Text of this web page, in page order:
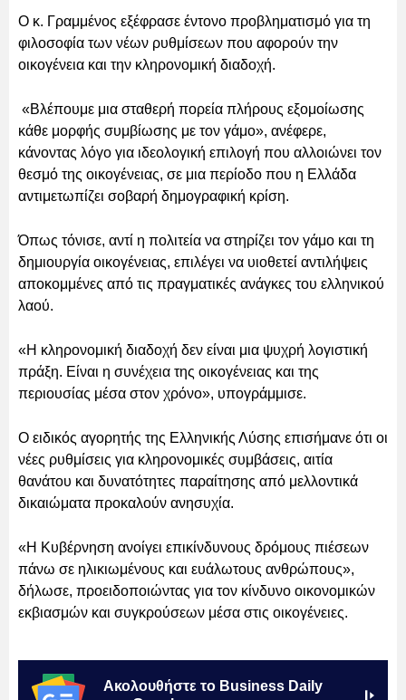
Ο κ. Γραμμένος εξέφρασε έντονο προβληματισμό για τη
φιλοσοφία των νέων ρυθμίσεων που αφορούν την
οικογένεια και την κληρονομική διαδοχή.
«Βλέπουμε μια σταθερή πορεία πλήρους εξομοίωσης
κάθε μορφής συμβίωσης με τον γάμο», ανέφερε,
κάνοντας λόγο για ιδεολογική επιλογή που αλλοιώνει τον
θεσμό της οικογένειας, σε μια περίοδο που η Ελλάδα
αντιμετωπίζει σοβαρή δημογραφική κρίση.
Όπως τόνισε, αντί η πολιτεία να στηρίζει τον γάμο και τη
δημιουργία οικογένειας, επιλέγει να υιοθετεί αντιλήψεις
αποκομμένες από τις πραγματικές ανάγκες του ελληνικού
λαού.
«Η κληρονομική διαδοχή δεν είναι μια ψυχρή λογιστική
πράξη. Είναι η συνέχεια της οικογένειας και της
περιουσίας μέσα στον χρόνο», υπογράμμισε.
Ο ειδικός αγορητής της Ελληνικής Λύσης επισήμανε ότι οι
νέες ρυθμίσεις για κληρονομικές συμβάσεις, αιτία
θανάτου και δυνατότητες παραίτησης από μελλοντικά
δικαιώματα προκαλούν ανησυχία.
«Η Κυβέρνηση ανοίγει επικίνδυνους δρόμους πιέσεων
πάνω σε ηλικιωμένους και ευάλωτους ανθρώπους»,
δήλωσε, προειδοποιώντας για τον κίνδυνο οικονομικών
εκβιασμών και συγκρούσεων μέσα στις οικογένειες.
Ακολουθήστε το Business Daily